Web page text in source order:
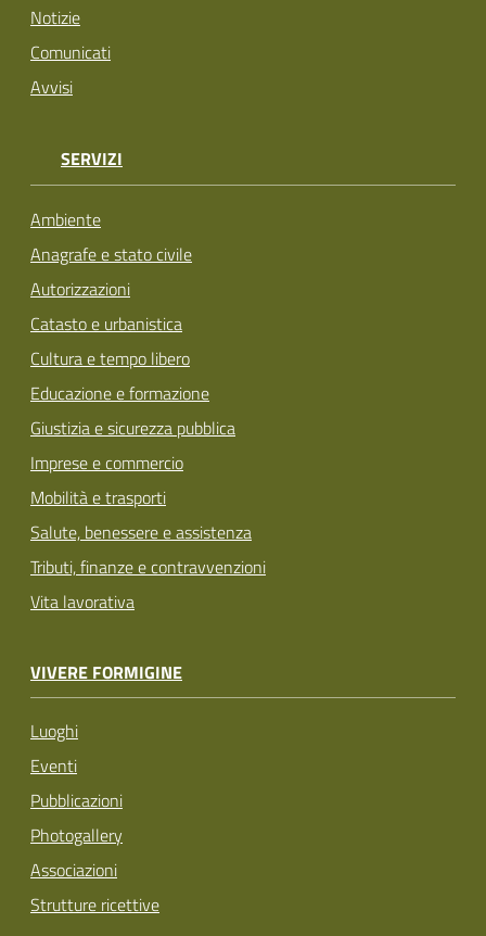
Notizie
Comunicati
Avvisi
SERVIZI
Ambiente
Anagrafe e stato civile
Autorizzazioni
Catasto e urbanistica
Cultura e tempo libero
Educazione e formazione
Giustizia e sicurezza pubblica
Imprese e commercio
Mobilità e trasporti
Salute, benessere e assistenza
Tributi, finanze e contravvenzioni
Vita lavorativa
VIVERE FORMIGINE
Luoghi
Eventi
Pubblicazioni
Photogallery
Associazioni
Strutture ricettive